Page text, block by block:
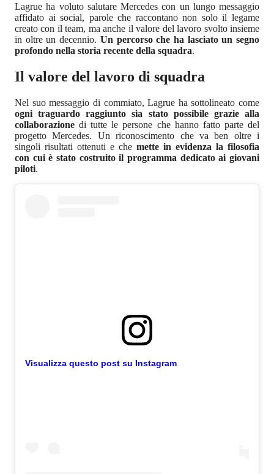
Lagrue ha voluto salutare Mercedes con un lungo messaggio
affidato ai social, parole che raccontano non solo il legame
creato con il team, ma anche il valore del lavoro svolto insieme
in oltre un decennio. Un percorso che ha lasciato un segno
profondo nella storia recente della squadra.
Il valore del lavoro di squadra
Nel suo messaggio di commiato, Lagrue ha sottolineato come
ogni traguardo raggiunto sia stato possibile grazie alla
collaborazione di tutte le persone che hanno fatto parte del
progetto Mercedes. Un riconoscimento che va ben oltre i
singoli risultati ottenuti e che mette in evidenza la filosofia
con cui è stato costruito il programma dedicato ai giovani
piloti.
Visualizza questo post su Instagram